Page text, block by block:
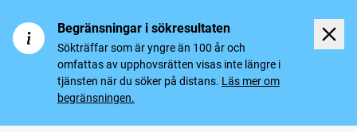
Begränsningar i sökresultaten
Sökträffar som är yngre än 100 år och
omfattas av upphovsrätten visas inte längre i
tjänsten när du söker på distans. Läs mer om
begränsningen.